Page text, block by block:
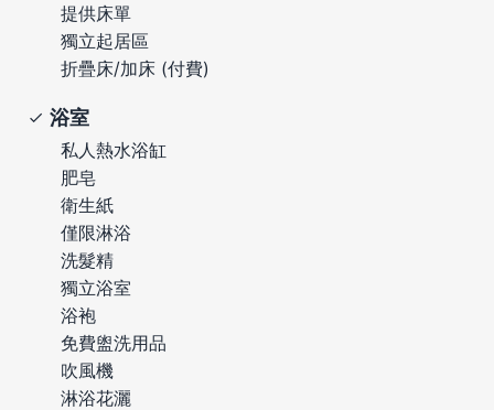
提供床單
獨立起居區
折疊床/加床 (付費)
浴室
私人熱水浴缸
肥皂
衛生紙
僅限淋浴
洗髮精
獨立浴室
浴袍
免費盥洗用品
吹風機
淋浴花灑